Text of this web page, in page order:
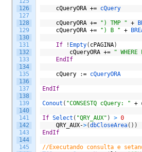
126
127
128
129
130
131
132
133
134
135
136
137
138
139
140
141
142
143
144
145
cQueryORA += cQuery
cQueryORA += ") TMP " +
cQueryORA += ") B " +
If ! Empty( cPAGINA)
cQueryORA += "
EndIf
cQuery := cQueryORA
EndIf
Conout ( "CONSESTQ cQuery: " +
If Select ( "QRY_AUX" ) > 0
QRY_AUX->(dbCloseArea( ) )
EndIf
//Executando consulta e